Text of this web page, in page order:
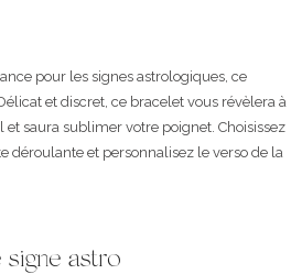
pour les signes astrologiques, ce
et discret, ce bracelet vous révèlera à
saura sublimer votre poignet. Choisissez
déroulante et personnalisez le verso de la
signe astro